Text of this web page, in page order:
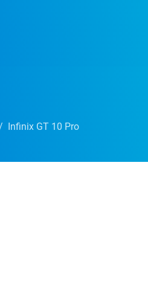
Infinix GT 10 Pro